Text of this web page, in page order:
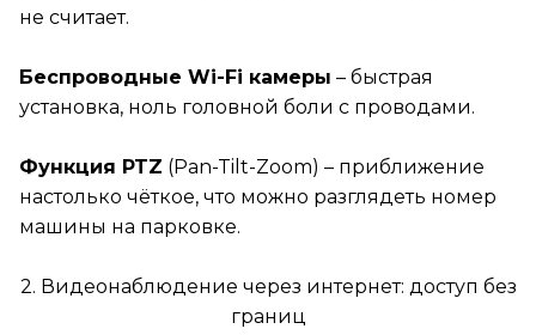
не считает.
Беспроводные Wi-Fi камеры – быстрая
установка, ноль головной боли с проводами.
Функция PTZ (Pan-Tilt-Zoom) – приближение
настолько чёткое, что можно разглядеть номер
машины на парковке.
2. Видеонаблюдение через интернет: доступ без
границ